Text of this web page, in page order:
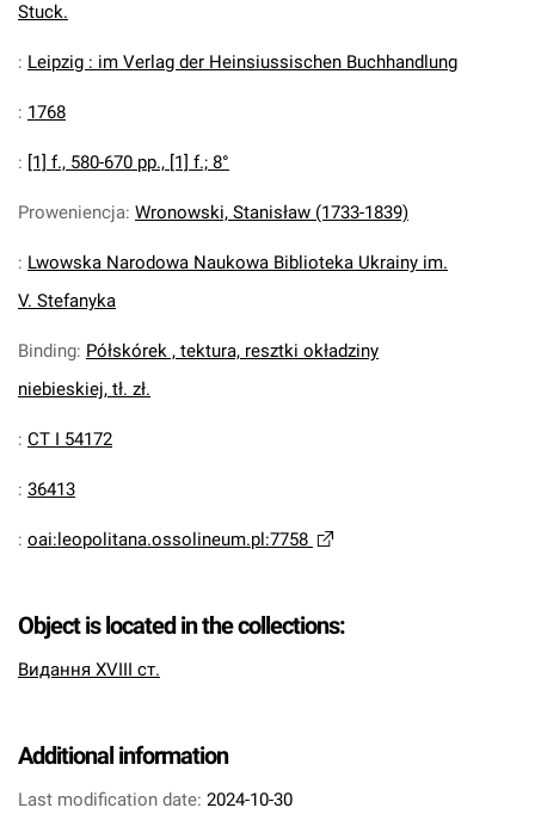
Stuck.
: Leipzig : im Verlag der Heinsiussischen Buchhandlung
: 1768
: [1] f., 580-670 pp., [1] f.; 8°
Proweniencja: Wronowski, Stanisław (1733-1839)
: Lwowska Narodowa Naukowa Biblioteka Ukrainy im.
V. Stefanyka
Binding: Półskórek , tektura, resztki okładziny
niebieskiej, tł. zł.
: CT I 54172
: 36413
: oai:leopolitana.ossolineum.pl:7758
Object is located in the collections:
Видання XVIII ст.
Additional information
Last modification date: 2024-10-30